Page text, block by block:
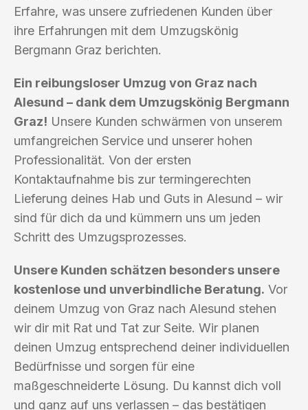
Erfahre, was unsere zufriedenen Kunden über
ihre Erfahrungen mit dem Umzugskönig
Bergmann Graz berichten.
Ein reibungsloser Umzug von Graz nach
Alesund – dank dem Umzugskönig Bergmann
Graz! Unsere Kunden schwärmen von unserem
umfangreichen Service und unserer hohen
Professionalität. Von der ersten
Kontaktaufnahme bis zur termingerechten
Lieferung deines Hab und Guts in Alesund – wir
sind für dich da und kümmern uns um jeden
Schritt des Umzugsprozesses.
Unsere Kunden schätzen besonders unsere
kostenlose und unverbindliche Beratung. Vor
deinem Umzug von Graz nach Alesund stehen
wir dir mit Rat und Tat zur Seite. Wir planen
deinen Umzug entsprechend deiner individuellen
Bedürfnisse und sorgen für eine
maßgeschneiderte Lösung. Du kannst dich voll
und ganz auf uns verlassen – das bestätigen